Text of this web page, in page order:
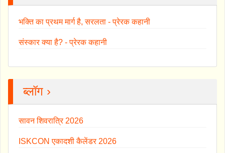
भक्ति का प्रथम मार्ग है, सरलता - प्रेरक कहानी
संस्कार क्या है? - प्रेरक कहानी
ब्लॉग ›
सावन शिवरात्रि 2026
ISKCON एकादशी कैलेंडर 2026